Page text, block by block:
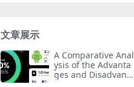
文章展示
A Comparative Anal
ysis of the Advanta
ges and Disadvanta